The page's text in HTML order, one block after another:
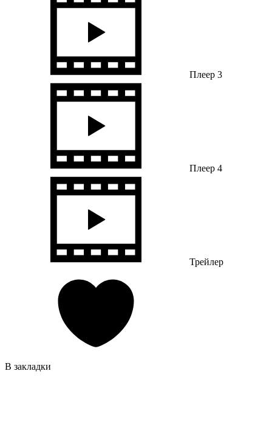
Плеер 3
Плеер 4
Трейлер
В закладки